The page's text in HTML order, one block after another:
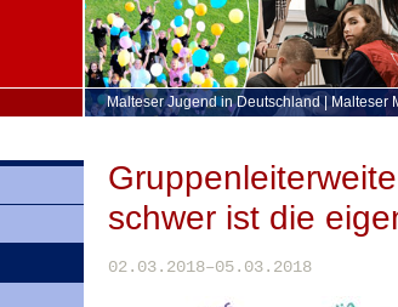
Malteser Jugend in Deutschland| Malteser
schwer ist die
02.03.2018–05.03.2018